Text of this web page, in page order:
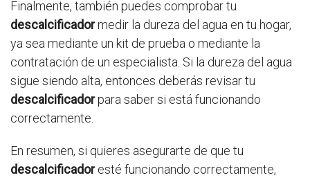
Finalmente, también puedes comprobar tu
descalcificadormedir la dureza del agua en tu hogar,
ya sea mediante un kit de prueba o mediante la
contratación de un especialista. Si la dureza del agua
sigue siendo alta, entonces deberás revisar tu
descalcificadorpara saber si está funcionando
correctamente.
En resumen, si quieres asegurarte de que tu
descalcificadoresté funcionando correctamente,